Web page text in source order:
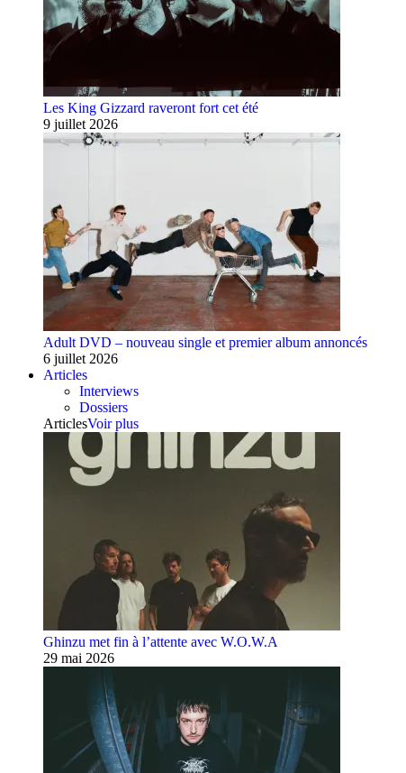
Les King Gizzard raveront fort cet été
9 juillet 2026
Adult DVD – nouveau single et premier album annoncés
6 juillet 2026
Articles
Interviews
Dossiers
ArticlesVoir plus
Ghinzu met fin à l’attente avec W.O.W.A
29 mai 2026